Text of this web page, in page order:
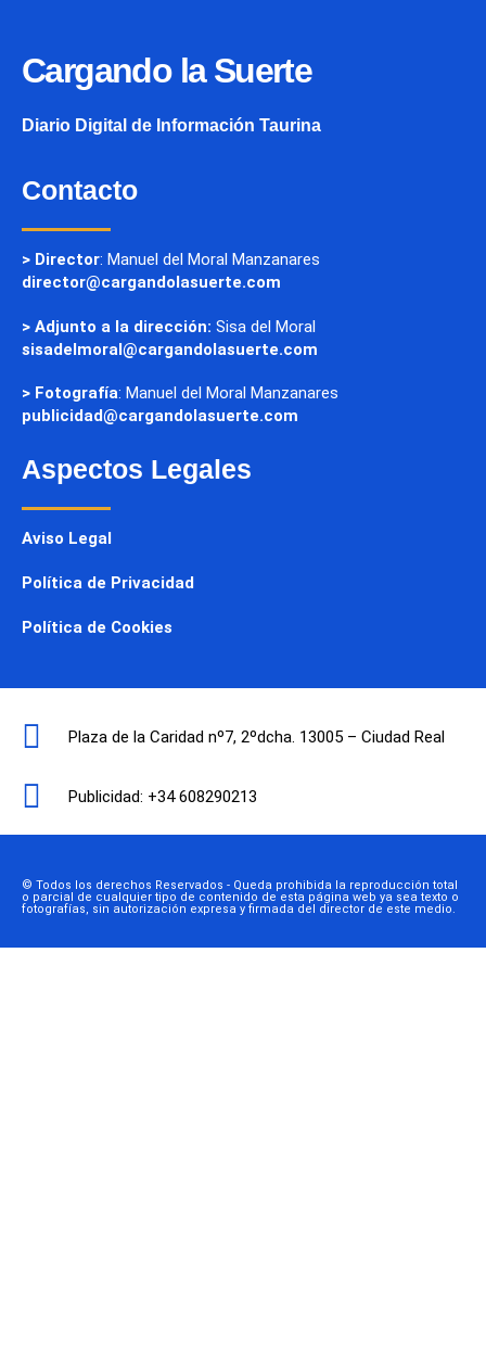
Cargando la Suerte
Diario Digital de Información Taurina
Contacto
> Director: Manuel del Moral Manzanares
director@cargandolasuerte.com
> Adjunto a la dirección: Sisa del Moral
sisadelmoral@cargandolasuerte.com
> Fotografía: Manuel del Moral Manzanares
publicidad@cargandolasuerte.com
Aspectos Legales
Aviso Legal
Política de Privacidad
Política de Cookies
Plaza de la Caridad nº7, 2ºdcha. 13005 – Ciudad Real
Publicidad: +34 608290213
© Todos los derechos Reservados - Queda prohibida la reproducción total
o parcial de cualquier tipo de contenido de esta página web ya sea texto o
fotografías, sin autorización expresa y firmada del director de este medio.